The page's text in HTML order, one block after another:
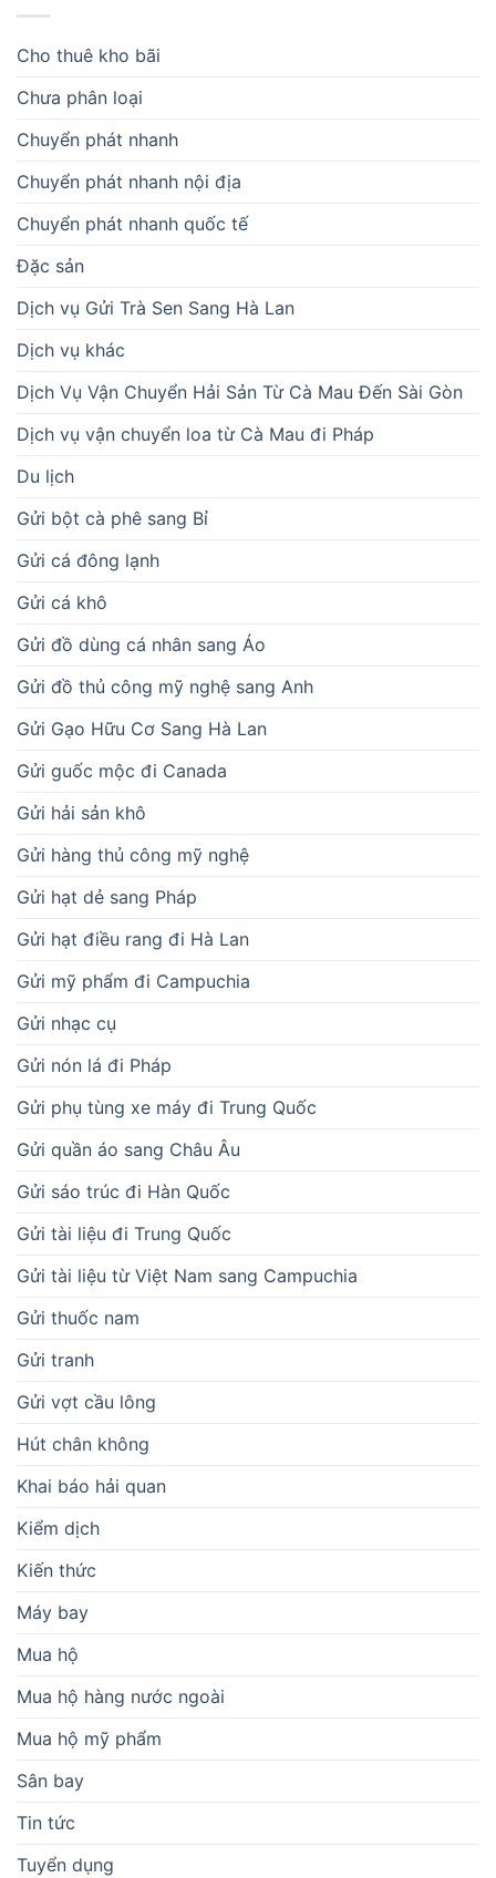
Cho thuê kho bãi
Chưa phân loại
Chuyển phát nhanh
Chuyển phát nhanh nội địa
Chuyển phát nhanh quốc tế
Đặc sản
Dịch vụ Gửi Trà Sen Sang Hà Lan
Dịch vụ khác
Dịch Vụ Vận Chuyển Hải Sản Từ Cà Mau Đến Sài Gòn
Dịch vụ vận chuyển loa từ Cà Mau đi Pháp
Du lịch
Gửi bột cà phê sang Bỉ
Gửi cá đông lạnh
Gửi cá khô
Gửi đồ dùng cá nhân sang Áo
Gửi đồ thủ công mỹ nghệ sang Anh
Gửi Gạo Hữu Cơ Sang Hà Lan
Gửi guốc mộc đi Canada
Gửi hải sản khô
Gửi hàng thủ công mỹ nghệ
Gửi hạt dẻ sang Pháp
Gửi hạt điều rang đi Hà Lan
Gửi mỹ phẩm đi Campuchia
Gửi nhạc cụ
Gửi nón lá đi Pháp
Gửi phụ tùng xe máy đi Trung Quốc
Gửi quần áo sang Châu Âu
Gửi sáo trúc đi Hàn Quốc
Gửi tài liệu đi Trung Quốc
Gửi tài liệu từ Việt Nam sang Campuchia
Gửi thuốc nam
Gửi tranh
Gửi vợt cầu lông
Hút chân không
Khai báo hải quan
Kiểm dịch
Kiến thức
Máy bay
Mua hộ
Mua hộ hàng nước ngoài
Mua hộ mỹ phẩm
Sân bay
Tin tức
Tuyển dụng